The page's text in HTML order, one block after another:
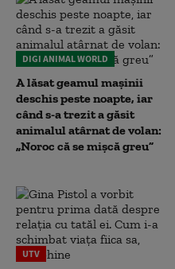
DIGI ANIMAL WORLD
A lăsat geamul mașinii
deschis peste noapte, iar
când s-a trezit a găsit
animalul atârnat de volan:
„Noroc că se mișcă greu”
UTV